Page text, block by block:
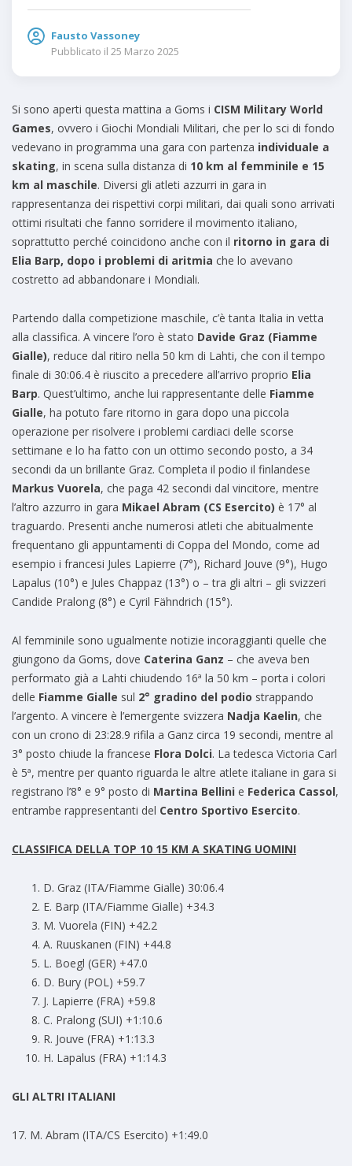
Fausto Vassoney
Pubblicato il 25 Marzo 2025
Si sono aperti questa mattina a Goms i CISM Military World
Games, ovvero i Giochi Mondiali Militari, che per lo sci di fondo
vedevano in programma una gara con partenza individuale a
skating, in scena sulla distanza di 10 km al femminile e 15
km al maschile. Diversi gli atleti azzurri in gara in
rappresentanza dei rispettivi corpi militari, dai quali sono arrivati
ottimi risultati che fanno sorridere il movimento italiano,
soprattutto perché coincidono anche con il ritorno in gara di
Elia Barp, dopo i problemi di aritmia che lo avevano
costretto ad abbandonare i Mondiali.
Partendo dalla competizione maschile, c’è tanta Italia in vetta
alla classifica. A vincere l’oro è stato Davide Graz (Fiamme
Gialle), reduce dal ritiro nella 50 km di Lahti, che con il tempo
finale di 30:06.4 è riuscito a precedere all’arrivo proprio Elia
Barp. Quest’ultimo, anche lui rappresentante delle Fiamme
Gialle, ha potuto fare ritorno in gara dopo una piccola
operazione per risolvere i problemi cardiaci delle scorse
settimane e lo ha fatto con un ottimo secondo posto, a 34
secondi da un brillante Graz. Completa il podio il finlandese
Markus Vuorela, che paga 42 secondi dal vincitore, mentre
l’altro azzurro in gara Mikael Abram (CS Esercito) è 17° al
traguardo. Presenti anche numerosi atleti che abitualmente
frequentano gli appuntamenti di Coppa del Mondo, come ad
esempio i francesi Jules Lapierre (7°), Richard Jouve (9°), Hugo
Lapalus (10°) e Jules Chappaz (13°) o – tra gli altri – gli svizzeri
Candide Pralong (8°) e Cyril Fähndrich (15°).
Al femminile sono ugualmente notizie incoraggianti quelle che
giungono da Goms, dove Caterina Ganz – che aveva ben
performato già a Lahti chiudendo 16ª la 50 km – porta i colori
delle Fiamme Gialle sul 2° gradino del podio strappando
l’argento. A vincere è l’emergente svizzera Nadja Kaelin, che
con un crono di 23:28.9 rifila a Ganz circa 19 secondi, mentre al
3° posto chiude la francese Flora Dolci. La tedesca Victoria Carl
è 5ª, mentre per quanto riguarda le altre atlete italiane in gara si
registrano l’8° e 9° posto di Martina Bellini e Federica Cassol,
entrambe rappresentanti del Centro Sportivo Esercito.
CLASSIFICA DELLA TOP 10 15 KM A SKATING UOMINI
D. Graz (ITA/Fiamme Gialle) 30:06.4
E. Barp (ITA/Fiamme Gialle) +34.3
M. Vuorela (FIN) +42.2
A. Ruuskanen (FIN) +44.8
L. Boegl (GER) +47.0
D. Bury (POL) +59.7
J. Lapierre (FRA) +59.8
C. Pralong (SUI) +1:10.6
R. Jouve (FRA) +1:13.3
H. Lapalus (FRA) +1:14.3
GLI ALTRI ITALIANI
17. M. Abram (ITA/CS Esercito) +1:49.0